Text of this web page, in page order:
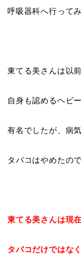
呼吸器科へ行って
東てる美さんは以
自身も認めるヘビ
有名でしたが、病
タバコはやめたの
東てる美さんは現在
タバコだけではな